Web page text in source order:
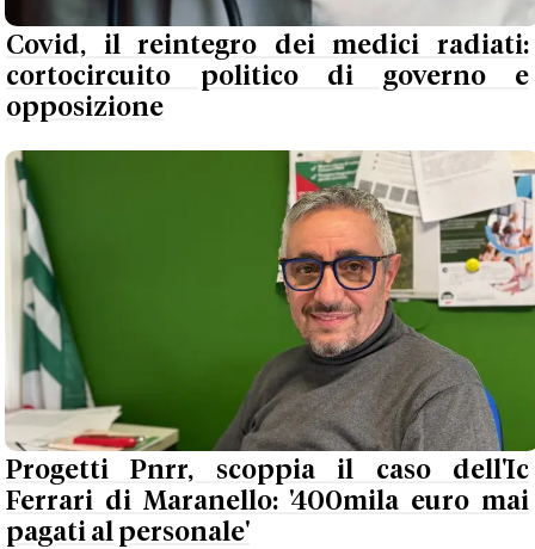
Covid, il reintegro dei medici radiati:
cortocircuito politico di governo e
opposizione
Progetti Pnrr, scoppia il caso dell'Ic
Ferrari di Maranello: '400mila euro mai
pagati al personale'